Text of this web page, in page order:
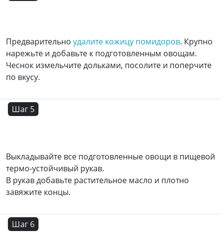
Предварительно удалите кожицу помидоров. Крупно
нарежьте и добавьте к подготовленным овощам.
Чеснок измельчите дольками, посолите и поперчите
по вкусу.
Шаг 5
Выкладывайте все подготовленные овощи в пищевой
термо-устойчивый рукав.
В рукав добавьте растительное масло и плотно
завяжите концы.
Шаг 6